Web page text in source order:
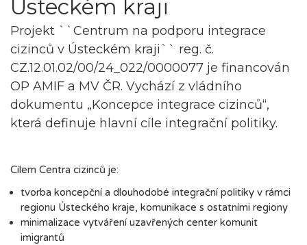
Ústeckém kraji
Projekt ``Centrum na podporu integrace
cizinců v Ústeckém kraji`` reg. č.
CZ.12.01.02/00/24_022/0000077 je financován
OP AMIF a MV ČR. Vychází z vládního
dokumentu „Koncepce integrace cizinců“,
která definuje hlavní cíle integrační politiky.
Cílem Centra cizinců je:
tvorba koncepční a dlouhodobé integrační politiky v rámci
regionu Ústeckého kraje, komunikace s ostatními regiony
minimalizace vytváření uzavřených center komunit
imigrantů